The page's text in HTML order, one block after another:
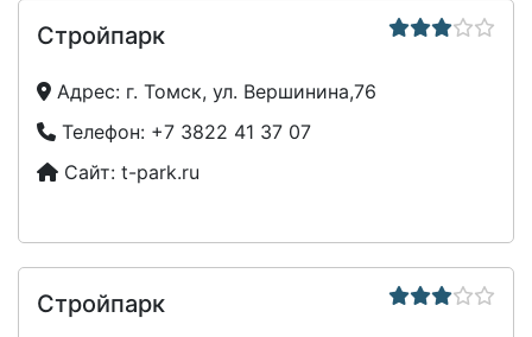
Стройпарк
Адрес: г. Томск, ул. Вершинина,76
Телефон: +7 3822 41 37 07
Сайт: t-park.ru
Стройпарк